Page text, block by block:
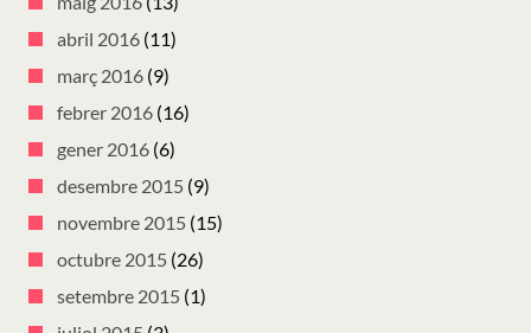
abril 2016 (11)
març 2016 (9)
febrer 2016 (16)
gener 2016 (6)
desembre 2015 (9)
novembre 2015 (15)
octubre 2015 (26)
setembre 2015 (1)